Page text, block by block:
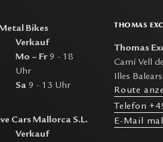
Bikes
Verkauf
Mo – Fr9 - 18
Uhr
Sa 9 - 13 Uhr
Cars Mallorca S.L.
Verkauf
THOMAS
Thomas
Camí Vell
Illes Balears
Route
T elefon
E-Mail